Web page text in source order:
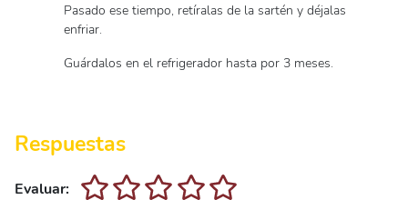
Pasado ese tiempo, retíralas de la sartén y déjalas
enfriar.
Guárdalos en el refrigerador hasta por 3 meses.
Respuestas
Evaluar: